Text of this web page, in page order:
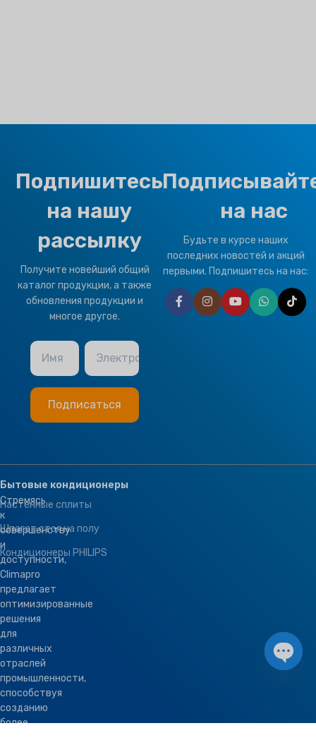
Подпишитесь
на нашу
рассылку
Получите новейший общий
каталог продукции, а также
обновления продукции и
многое другое.
Имя Электронная почта
на нас
Будьте в курсе наших
последних новостей и акций
первыми. Подпишитесь на нас:
Стремясь
к
совершенству
и
доступности,
Climapro
предлагает
оптимизированные
решения
для
различных
отраслей
промышленности,
способствуя
созданию
более
Бытовые кондиционеры
Настенные сплиты
Шпагат стоя на полу
Кондиционеры PHILIPS